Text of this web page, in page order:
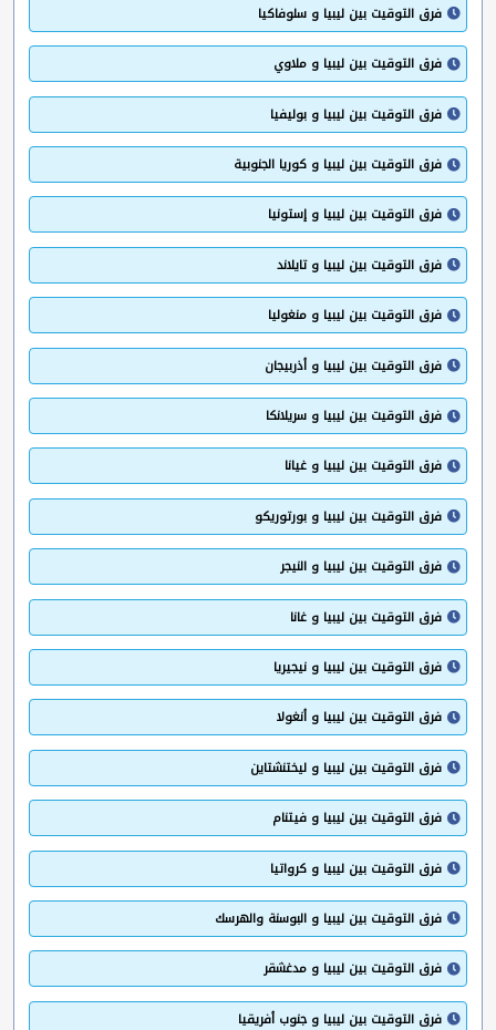
فرق التوقيت بين ليبيا و سلوفاكيا
فرق التوقيت بين ليبيا و ملاوي
فرق التوقيت بين ليبيا و بوليفيا
فرق التوقيت بين ليبيا و كوريا الجنوبية
فرق التوقيت بين ليبيا و إستونيا
فرق التوقيت بين ليبيا و تايلاند
فرق التوقيت بين ليبيا و منغوليا
فرق التوقيت بين ليبيا و أذربيجان
فرق التوقيت بين ليبيا و سريلانكا
فرق التوقيت بين ليبيا و غيانا
فرق التوقيت بين ليبيا و بورتوريكو
فرق التوقيت بين ليبيا و النيجر
فرق التوقيت بين ليبيا و غانا
فرق التوقيت بين ليبيا و نيجيريا
فرق التوقيت بين ليبيا و أنغولا
فرق التوقيت بين ليبيا و ليختنشتاين
فرق التوقيت بين ليبيا و فيتنام
فرق التوقيت بين ليبيا و كرواتيا
فرق التوقيت بين ليبيا و البوسنة والهرسك
فرق التوقيت بين ليبيا و مدغشقر
فرق التوقيت بين ليبيا و جنوب أفريقيا